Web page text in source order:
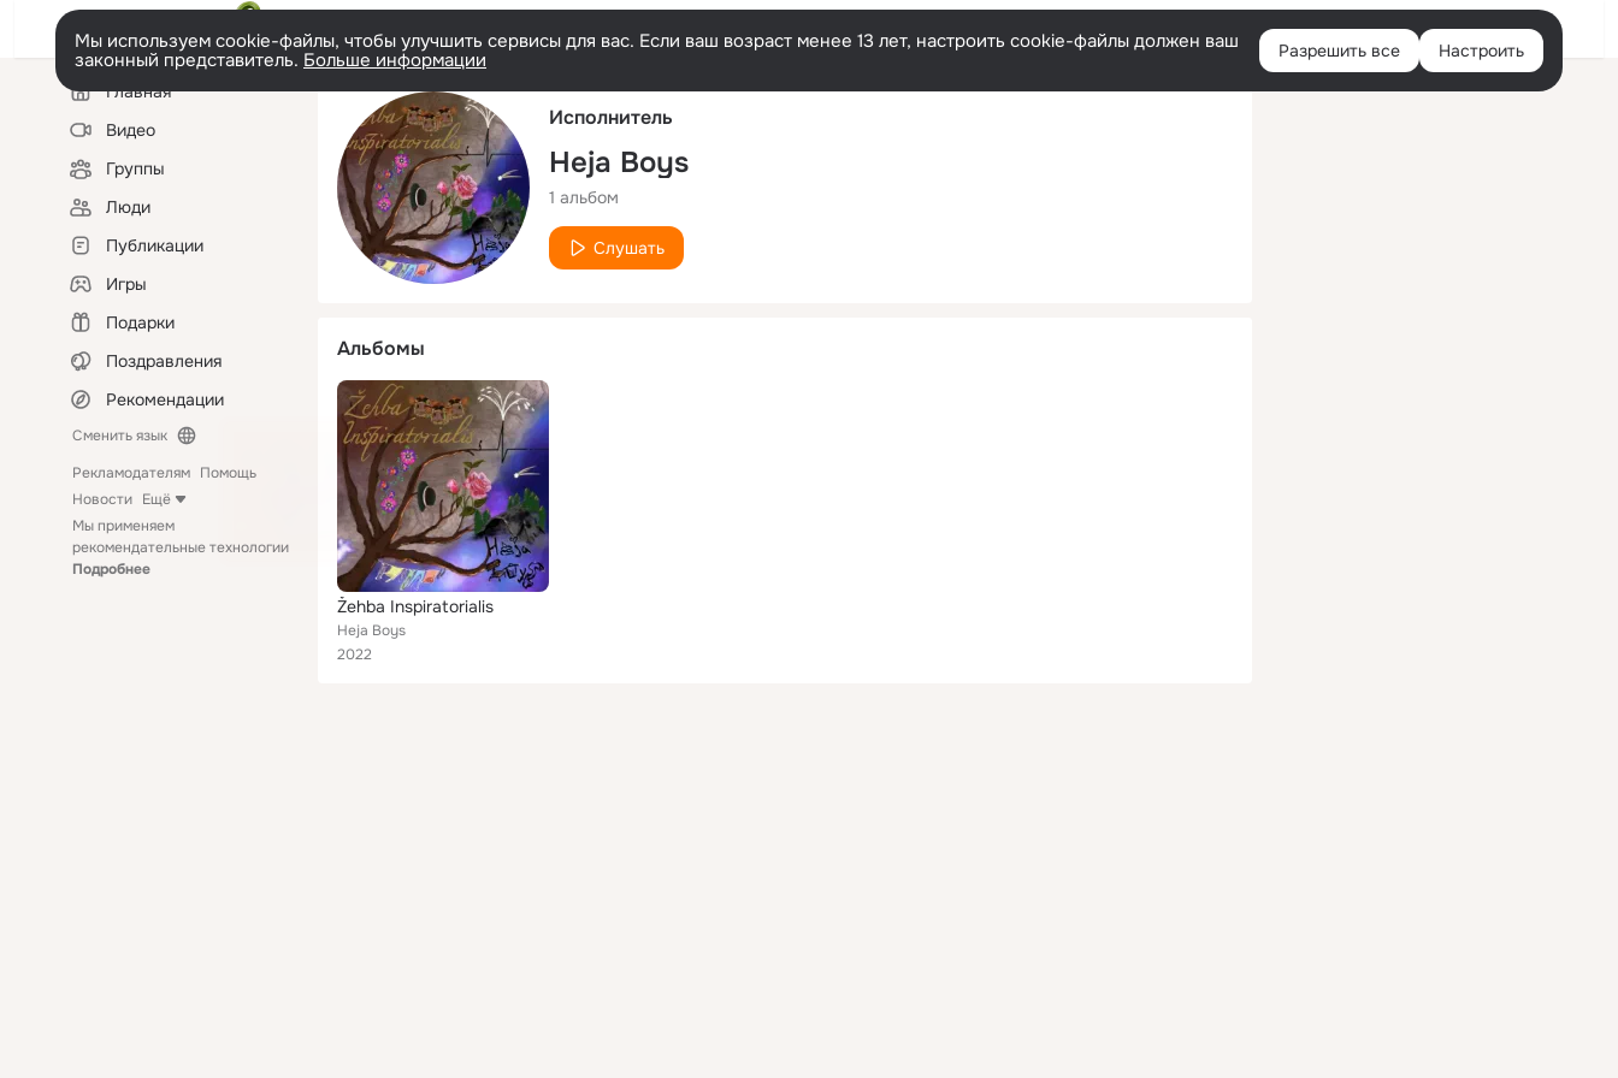
Русский Войти
Мы используем cookie-файлы, чтобы улучшить сервисы для вас. Если ваш возраст менее 13 лет, настроить cookie-файлы должен ваш
законный представитель. Больше информации Разрешить все Настроить
Левая
колонкаГлавная
Видео
Группы
Люди
Публикации
Игры
Подарки
Поздравления
Рекомендации
Сменить язык
Рекламодателям Помощь
Новости Ещё
Мы применяем
рекомендательные технологии
Подробнее
Исполнитель
Heja Boys
1 альбом
Слушать
Альбомы
Žehba Inspiratorialis
Heja Boys
2022